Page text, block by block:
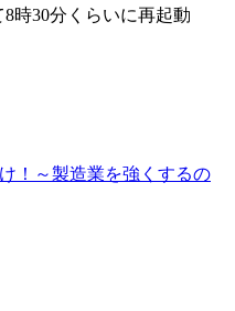
時30分くらいに再起動
！～製造業を強くするの